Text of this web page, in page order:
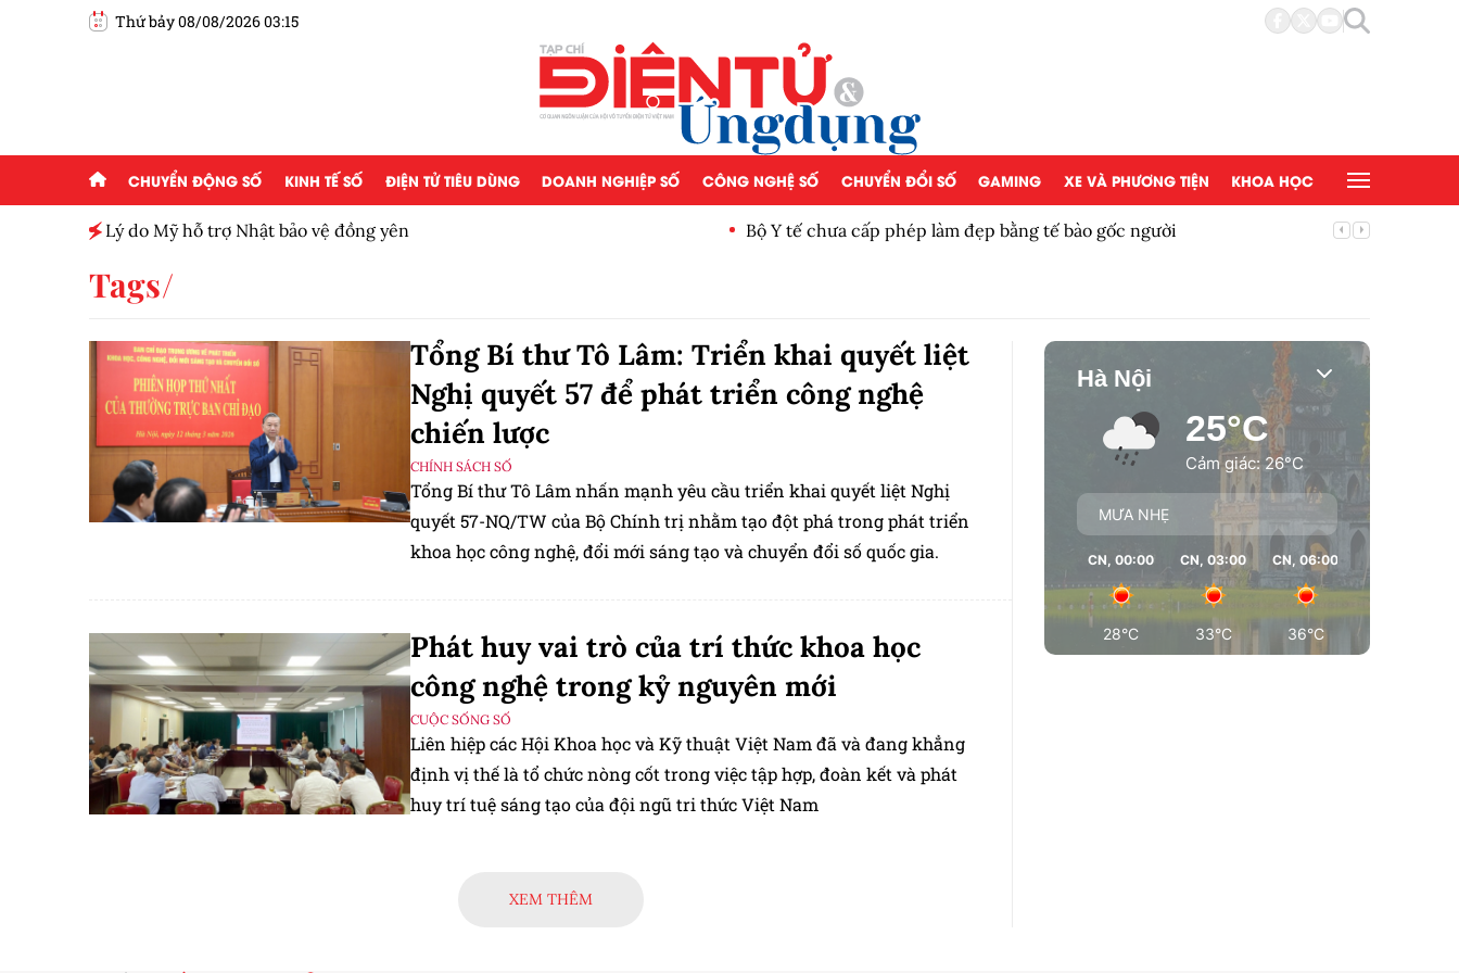
Thứ bảy 08/08/2026 03:15
CHUYỂN ĐỘNG SỐ KINH TẾ SỐ ĐIỆN TỬ TIÊU DÙNG DOANH NGHIỆP SỐ CÔNG NGHỆ SỐ CHUYỂN ĐỔI SỐ GAMING XE VÀ PHƯƠNG TIỆN KHOA HỌC
Lý do Mỹ hỗ trợ Nhật bảo vệ đồng yên Bộ Y tế chưa cấp phép làm đẹp bằng tế bào gốc người
Tags
Tổng Bí thư Tô Lâm: Triển khai quyết liệt
Nghị quyết 57 để phát triển công nghệ
chiến lược
CHÍNH SÁCH SỐ
Tổng Bí thư Tô Lâm nhấn mạnh yêu cầu triển khai quyết liệt Nghị
quyết 57-NQ/TW của Bộ Chính trị nhằm tạo đột phá trong phát triển
khoa học công nghệ, đổi mới sáng tạo và chuyển đổi số quốc gia.
Phát huy vai trò của trí thức khoa học
công nghệ trong kỷ nguyên mới
CUỘC SỐNG SỐ
Liên hiệp các Hội Khoa học và Kỹ thuật Việt Nam đã và đang khẳng
định vị thế là tổ chức nòng cốt trong việc tập hợp, đoàn kết và phát
huy trí tuệ sáng tạo của đội ngũ tri thức Việt Nam
XEM THÊM
Hà Nội
25°C
Cảm giác: 26°C
MƯA NHẸ
CN, 00:00
28°C
CN, 03:00
33°C
CN, 06:00
36°C